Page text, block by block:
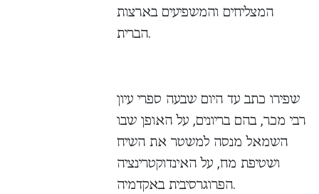
המצליחים והמשפיעים בארצות
הברית.
שפירו כתב עד היום שבעה ספרי עיון
רבי מכר, בהם בריונים, על האופן שבו
השמאל מנסה למשטר את השיח
ושטיפת מח, על האינדוקטרינציה
הפרוגרסיבית באקדמיה.